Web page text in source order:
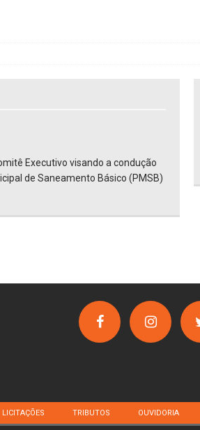
Executivo visando a condução
de Saneamento Básico (PMSB)
LICITAÇÕES TRIBUTOS OUVIDORIA